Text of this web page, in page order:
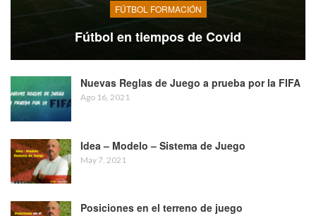
FÚTBOL FORMACIÓN
Fútbol en tiempos de Covid
Nuevas Reglas de Juego a prueba por la FIFA
Ago 16, 2021
Idea – Modelo – Sistema de Juego
May 7, 2021
Posiciones en el terreno de juego